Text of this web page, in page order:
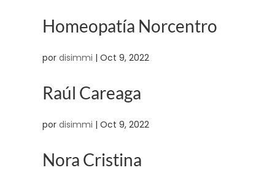
Homeopatía Norcentro
por disimmi | Oct 9, 2022
Raúl Careaga
por disimmi | Oct 9, 2022
Nora Cristina